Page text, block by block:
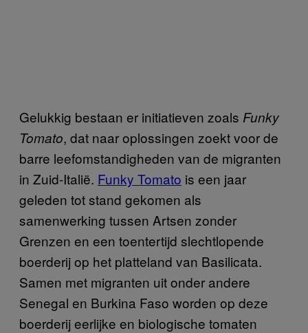
Gelukkig bestaan er initiatieven zoals Funky
Tomato, dat naar oplossingen zoekt voor de
barre leefomstandigheden van de migranten
in Zuid-Italië. Funky Tomato is een jaar
geleden tot stand gekomen als
samenwerking tussen Artsen zonder
Grenzen en een toentertijd slechtlopende
boerderij op het platteland van Basilicata.
Samen met migranten uit onder andere
Senegal en Burkina Faso worden op deze
boerderij eerlijke en biologische tomaten